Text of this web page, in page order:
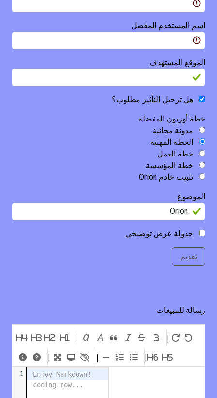
اسم المستخدم المفضل
الموقع المستهدف
هل ترحيل التأثير مطلوب؟
خطة أوريون المفضلة
مدونة مجانية
الخطة المهنية
خطة العمل
خطة المؤسسة
تثبيت خادم Orion
الموضوع
جدولة عرض توضيحي
تقديم
رسالة للمبيعات
Enjoy Markdown!
coding now...
1
|
A
a
|
H1
H2
H3
H4
H5
H6
|
|
|